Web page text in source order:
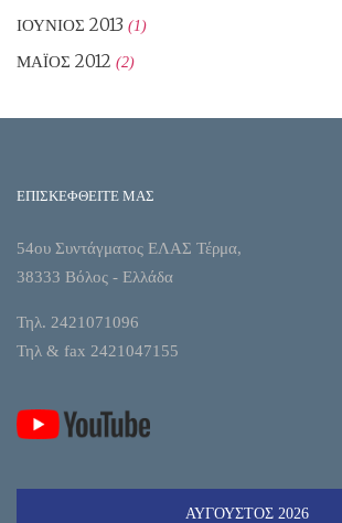
ΙΟΎΝΙΟΣ 2013 (1)
ΜΆΙΟΣ 2012 (2)
ΕΠΙΣΚΕΦΘΕΙΤΕ ΜΑΣ
54ου Συντάγματος ΕΛΑΣ Τέρμα,
38333 Βόλος - Ελλάδα
Τηλ. 2421071096
Τηλ & fax 2421047155
ΑΎΓΟΥΣΤΟΣ 2026